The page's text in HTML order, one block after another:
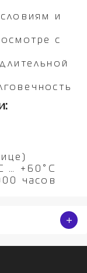
и
с
… +60°C
часов